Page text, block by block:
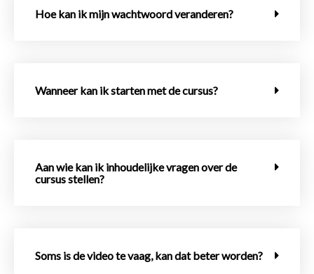
Hoe kan ik mijn wachtwoord veranderen?
Wanneer kan ik starten met de cursus?
Aan wie kan ik inhoudelijke vragen over de
cursus stellen?
Soms is de video te vaag, kan dat beter worden?